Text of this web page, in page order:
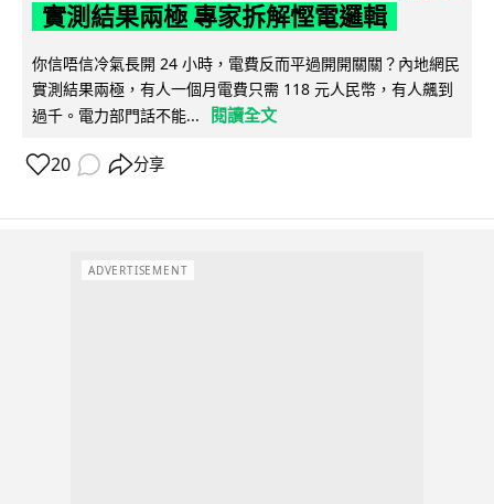
實測結果兩極 專家拆解慳電邏輯
你信唔信冷氣長開 24 小時，電費反而平過開開關關？內地網民
實測結果兩極，有人一個月電費只需 118 元人民幣，有人飆到
過千。電力部門話不能...
閱讀全文
20 分享
ADVERTISEMENT